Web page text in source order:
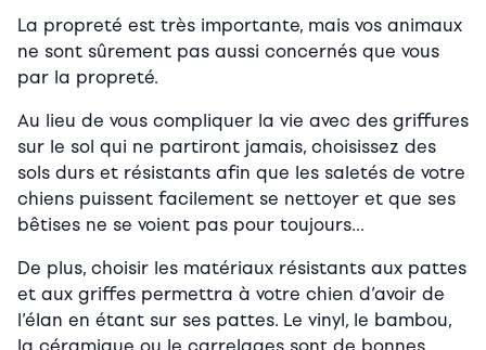
La propreté est très importante, mais vos animaux
ne sont sûrement pas aussi concernés que vous
par la propreté.
Au lieu de vous compliquer la vie avec des griffures
sur le sol qui ne partiront jamais, choisissez des
sols durs et résistants afin que les saletés de votre
chiens puissent facilement se nettoyer et que ses
bêtises ne se voient pas pour toujours…
De plus, choisir les matériaux résistants aux pattes
et aux griffes permettra à votre chien d’avoir de
l’élan en étant sur ses pattes. Le vinyl, le bambou,